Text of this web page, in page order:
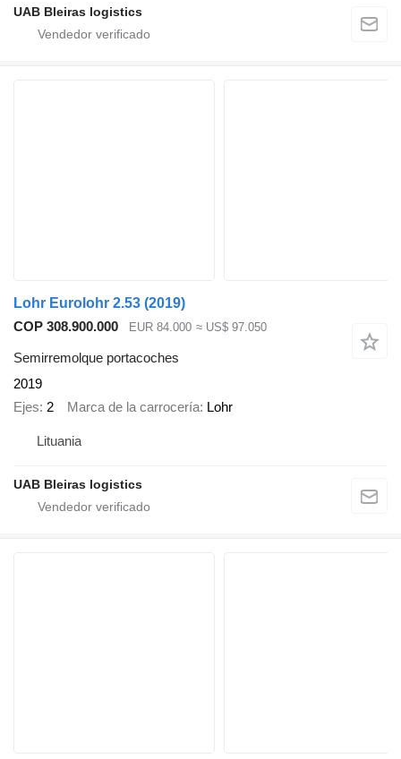
UAB Bleiras logistics
Lohr Eurolohr 2.53 (2019)
COP 308.900.000
EUR 84.000 ≈ US$ 97.050
Semirremolque portacoches
2019
Ejes 2 Marca de la carrocería Lohr
Lituania
UAB Bleiras logistics